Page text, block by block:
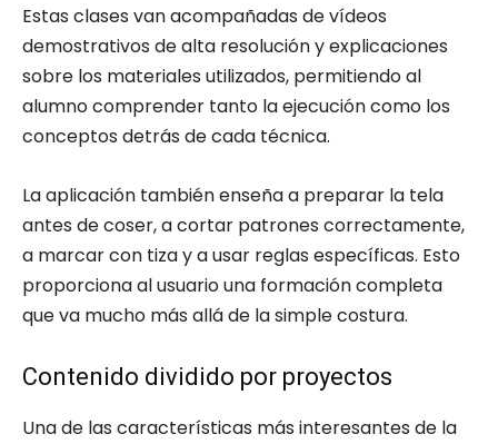
Estas clases van acompañadas de vídeos
demostrativos de alta resolución y explicaciones
sobre los materiales utilizados, permitiendo al
alumno comprender tanto la ejecución como los
conceptos detrás de cada técnica.
La aplicación también enseña a preparar la tela
antes de coser, a cortar patrones correctamente,
a marcar con tiza y a usar reglas específicas. Esto
proporciona al usuario una formación completa
que va mucho más allá de la simple costura.
Contenido dividido por proyectos
Una de las características más interesantes de la